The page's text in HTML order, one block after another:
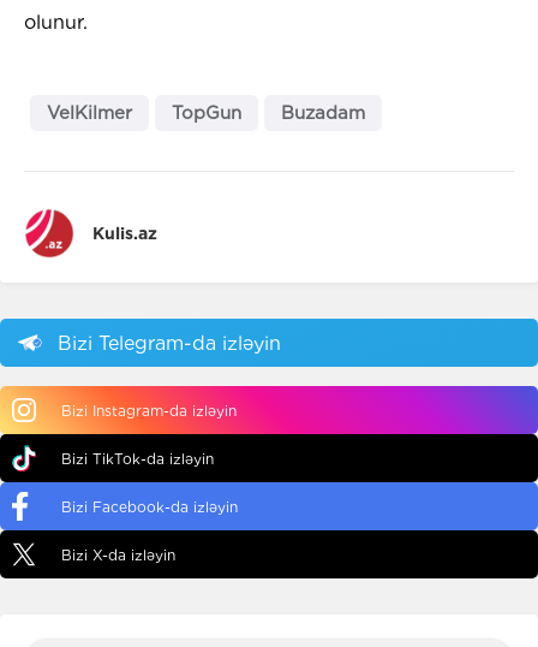
olunur.
VelKilmer TopGun Buzadam
Kulis.az
Bizi Telegram-da izləyin
Bizi Instagram-da izləyin
Bizi TikTok-da izləyin
Bizi Facebook-da izləyin
Bizi X-da izləyin